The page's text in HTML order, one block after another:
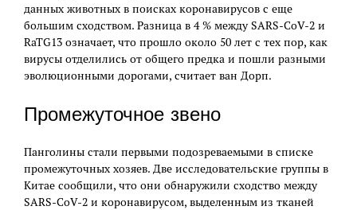
данных животных в поисках коронавирусов с еще
большим сходством. Разница в 4 % между SARS-CoV-2 и
RaTG13 означает, что прошло около 50 лет с тех пор, как
вирусы отделились от общего предка и пошли разными
эволюционными дорогами, считает ван Дорп.
Промежуточное звено
Панголины стали первыми подозреваемыми в списке
промежуточных хозяев. Две исследовательские группы в
Китае сообщили, что они обнаружили сходство между
SARS-CoV-2 и коронавирусом, выделенным из тканей